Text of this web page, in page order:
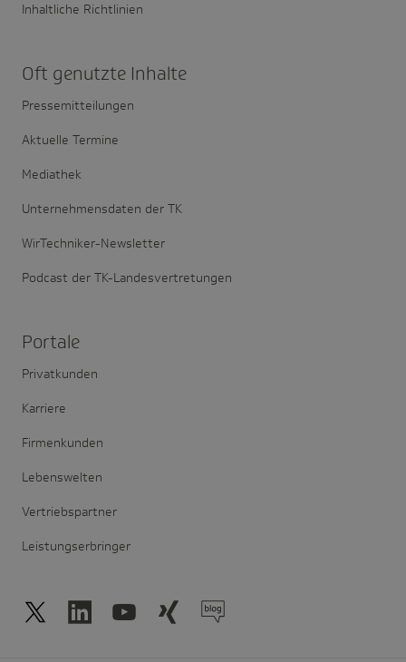
Inhaltliche Richtlinien
Oft genutzte Inhalte
Pressemitteilungen
Aktuelle Termine
Mediathek
Unternehmensdaten der TK
WirTechniker-Newsletter
Podcast der TK-Landesvertretungen
Portale
Privatkunden
Karriere
Firmenkunden
Lebenswelten
Vertriebspartner
Leistungserbringer